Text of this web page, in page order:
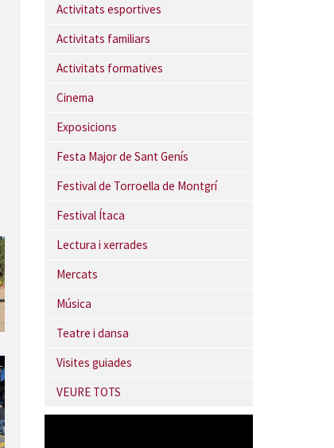
Activitats esportives
Activitats familiars
Activitats formatives
Cinema
Exposicions
Festa Major de Sant Genís
Festival de Torroella de Montgrí
Festival Ítaca
Lectura i xerrades
Mercats
Música
Teatre i dansa
Visites guiades
VEURE TOTS